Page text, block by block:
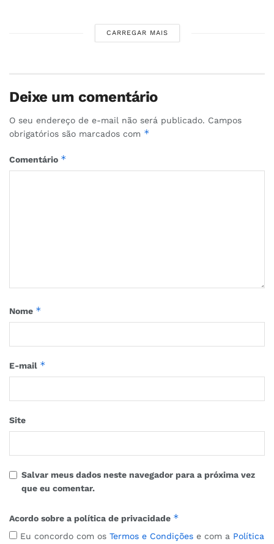
CARREGAR MAIS
Deixe um comentário
O seu endereço de e-mail não será publicado. Campos
obrigatórios são marcados com *
Comentário *
Nome *
E-mail *
Site
Salvar meus dados neste navegador para a próxima vez
que eu comentar.
Acordo sobre a política de privacidade *
Eu concordo com os Termos e Condições e com a Política